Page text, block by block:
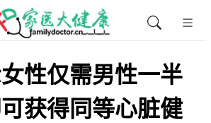
性仅需男性一半
获得同等心脏健